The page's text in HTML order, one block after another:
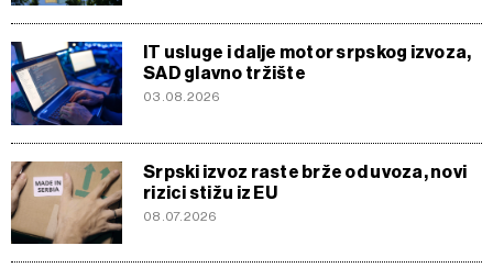
IT usluge i dalje motor srpskog izvoza,
SAD glavno tržište
03.08.2026
Srpski izvoz raste brže od uvoza, novi
rizici stižu iz EU
08.07.2026